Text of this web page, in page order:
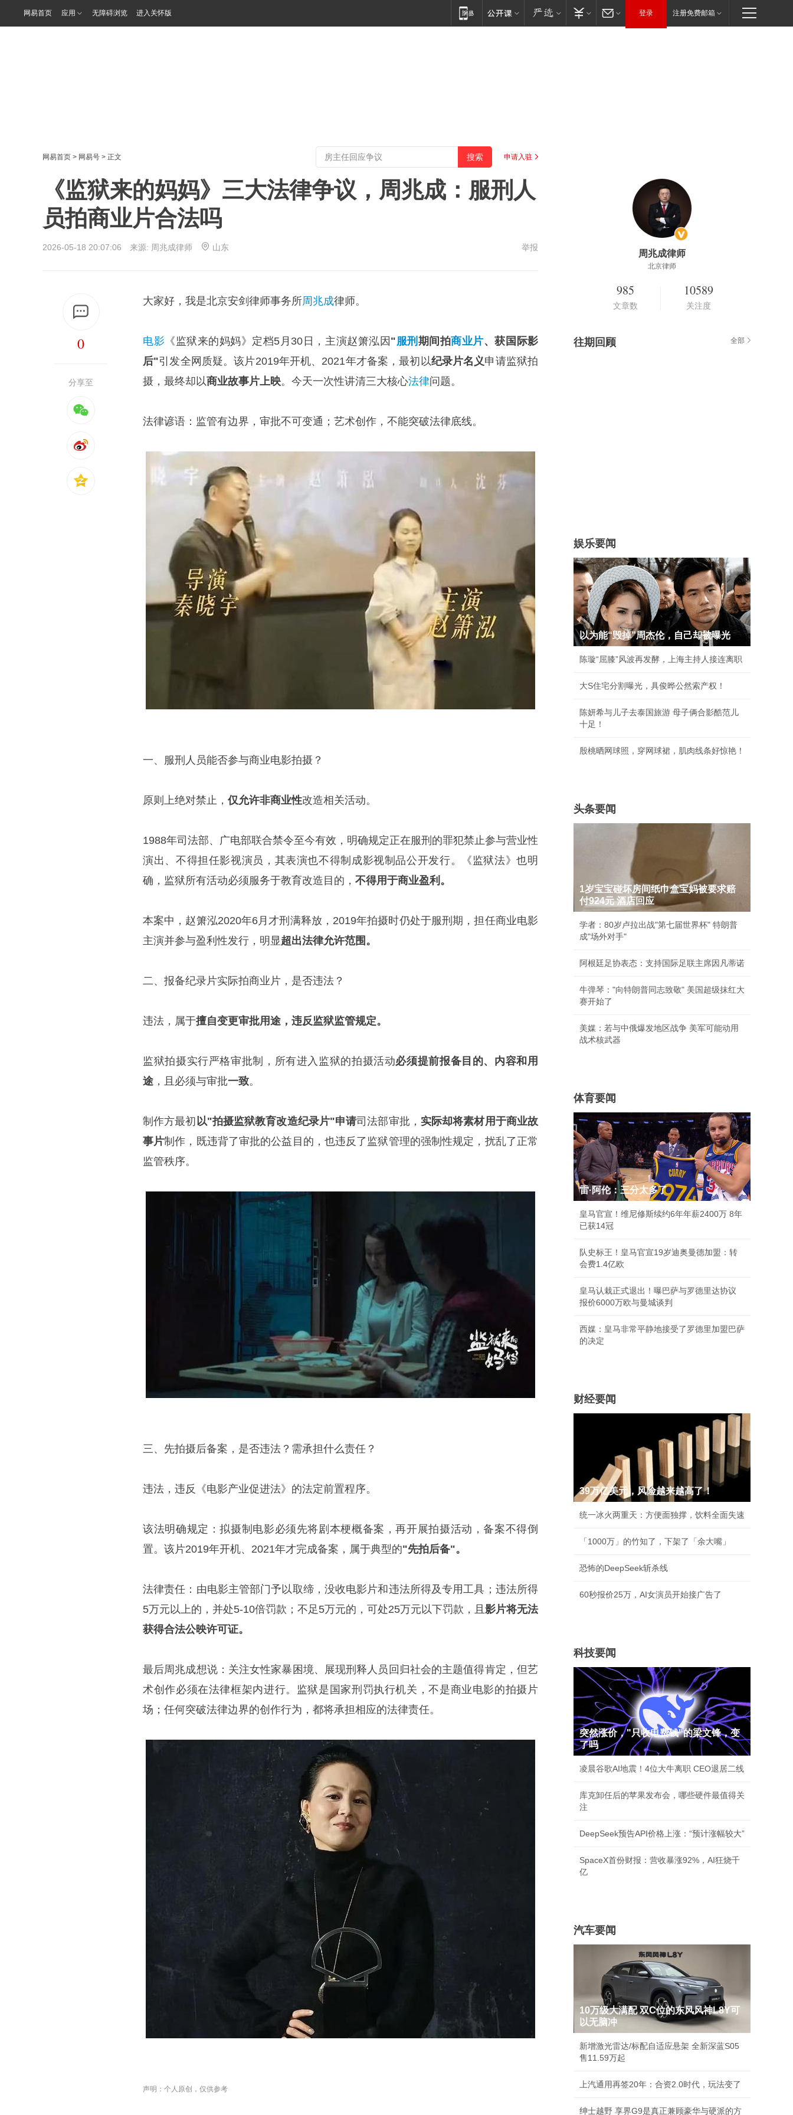
网易首页 应用 无障碍浏览 进入关怀版 登录 注册免费邮箱
网易首页 > 网易号 > 正文 申请入驻
《监狱来的妈妈》三大法律争议，周兆成：服刑人
员拍商业片合法吗
2026-05-18 20:07:06 来源: 周兆成律师 山东 举报
0
分享至
大家好，我是北京安剑律师事务所周兆成律师。
电影 《 监狱来的妈妈》定档5月30日，主演赵箫泓因 "服刑 期间拍商业片、获国际影
后"引发全网质疑。该片2019年开机、2021年才备案，最初以纪录片名义申请监狱拍
摄，最终却以商业故事片上映。今天一次性讲清三大核心法律问题。
法律谚语：监管有边界，审批不可变通；艺术创作，不能突破法律底线。
一、服刑人员能否参与商业电影拍摄？
原则上绝对禁止， 仅允许非商业性改造相关活动。
1988年司法部、广电部联合禁令至今有效，明确规定正在服刑的罪犯禁止参与营业性
演出、不得担任影视演员，其表演也不得制成影视制品公开发行。《监狱法》也明
确，监狱所有活动必须服务于教育改造目的， 不得用于商业盈利。
本案中，赵箫泓2020年6月才刑满释放，2019年拍摄时仍处于服刑期，担任商业电影
主演并参与盈利性发行，明显超出法律允许范围。
二、报备纪录片实际拍商业片，是否违法？
违法，属于擅自变更审批用途，违反监狱监管规定。
监狱拍摄实行严格审批制，所有进入监狱的拍摄活动必须提前报备目的、内容和用
途 ，且必须与审批一致。
制作方最初 以"拍摄监狱教育改造纪录片"申请司法部审批， 实际却将素材用于商业故
事片制作，既违背了审批的公益目的，也违反了监狱管理的强制性规定，扰乱了正常
监管秩序。
三、先拍摄后备案，是否违法？需承担什么责任？
违法，违反《电影产业促进法》的法定前置程序。
该法明确规定：拟摄制电影必须先将剧本梗概备案，再开展拍摄活动，备案不得倒
置。该片2019年开机、2021年才完成备案，属于典型的"先拍后备"。
法律责任：由电影主管部门予以取缔，没收电影片和违法所得及专用工具；违法所得
5万元以上的，并处5-10倍罚款；不足5万元的，可处25万元以下罚款，且 影片将无法
获得合法公映许可证。
最后周兆成想说：关注女性家暴困境、展现刑释人员回归社会的主题值得肯定，但艺
术创作必须在法律框架内进行。监狱是国家刑罚执行机关，不是商业电影的拍摄片
场；任何突破法律边界的创作行为，都将承担相应的法律责任。
声明：个人原创，仅供参考
周兆成律师
北京律师
985
文章数
10589
关注度
往期回顾 全部
娱乐要闻
以为能“毁掉”周杰伦，自己却被曝光
陈璇“屈膝”风波再发酵，上海主持人接连离职
大S住宅分割曝光，具俊晔公然索产权！
陈妍希与儿子去泰国旅游 母子俩合影酷范儿
十足！
殷桃晒网球照，穿网球裙，肌肉线条好惊艳！
头条要闻
1岁宝宝碰坏房间纸巾盒宝妈被要求赔
付924元 酒店回应
学者：80岁卢拉出战"第七届世界杯" 特朗普
成"场外对手"
阿根廷足协表态：支持国际足联主席因凡蒂诺
牛弹琴："向特朗普同志致敬" 美国超级抹红大
赛开始了
美媒：若与中俄爆发地区战争 美军可能动用
战术核武器
体育要闻
雷·阿伦：三分太多了
皇马官宣！维尼修斯续约6年年薪2400万 8年
已获14冠
队史标王！皇马官宣19岁迪奥曼德加盟：转
会费1.4亿欧
皇马认栽正式退出！曝巴萨与罗德里达协议
报价6000万欧与曼城谈判
西媒：皇马非常平静地接受了罗德里加盟巴萨
的决定
财经要闻
39万亿美元，风险越来越高了！
统一冰火两重天：方便面独撑，饮料全面失速
「1000万」的竹知了，下架了「余大嘴」
恐怖的DeepSeek斩杀线
60秒报价25万，AI女演员开始接广告了
科技要闻
突然涨价，"只收电费钱"的梁文锋，变
了吗
凌晨谷歌AI地震！4位大牛离职 CEO退居二线
库克卸任后的苹果发布会，哪些硬件最值得关
注
DeepSeek预告API价格上涨：“预计涨幅较大”
SpaceX首份财报：营收暴涨92%，AI狂烧千
亿
汽车要闻
10万级大满配 双C位的东风风神L8Y可
以无脑冲
新增激光雷达/标配自适应悬架 全新深蓝S05
售11.59万起
上汽通用再签20年：合资2.0时代，玩法变了
绅士越野 享界G9是真正兼顾豪华与硬派的方